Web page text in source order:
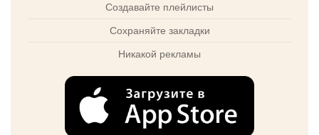
Создавайте плейлисты
Сохраняйте закладки
Никакой рекламы